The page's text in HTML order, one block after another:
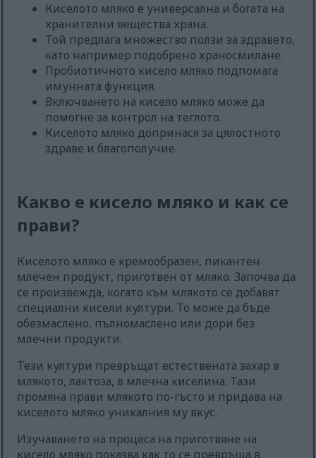
Киселото мляко е универсална и богата на
хранителни вещества храна.
Той предлага множество ползи за здравето,
като например подобрено храносмилане.
Пробиотичното кисело мляко подпомага
имунната функция.
Включването на кисело мляко може да
помогне за контрол на теглото.
Киселото мляко допринася за цялостното
здраве и благополучие.
Какво е кисело мляко и как се
прави?
Киселото мляко е кремообразен, пикантен
млечен продукт, приготвен от мляко. Започва да
се произвежда, когато към млякото се добавят
специални кисели култури. То може да бъде
обезмаслено, пълномаслено или дори без
млечни продукти.
Тези култури превръщат естествената захар в
млякото, лактоза, в млечна киселина. Тази
промяна прави млякото по-гъсто и придава на
киселото мляко уникалния му вкус.
Изучаването на процеса на приготвяне на
кисело мляко показва как то се превръща в